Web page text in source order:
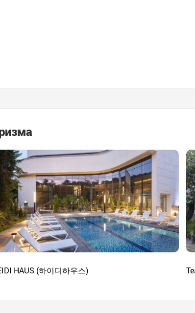
HAUS (하이디하우스)